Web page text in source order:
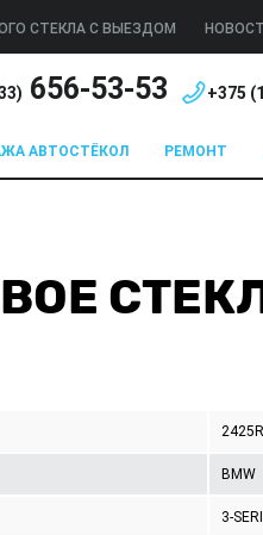
СТЕКЛА С ВЫЕЗДОМ
) 656-53-53 +375 (
АВТОСТЁКОЛ РЕМОНТ
BMW
3-